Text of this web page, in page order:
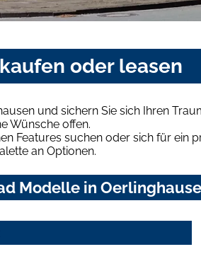
oder leasen
und sichern Sie sich Ihren
Wünsche offen.
Features suchen oder sich für ein
an Optionen.
Modelle in